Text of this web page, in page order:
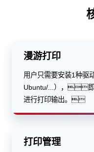
漫游打印
用户只需要安装1种
Ubuntu/...），即
进行打印输出。
打印管理